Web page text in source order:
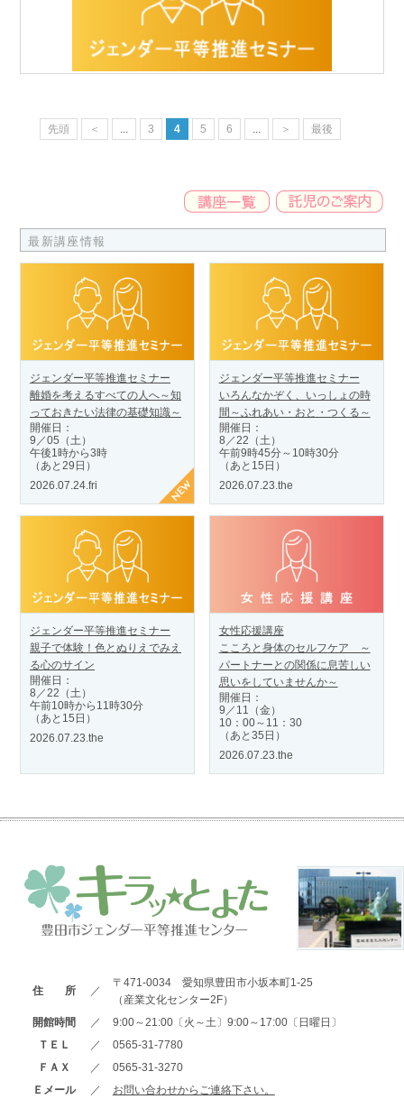
先頭 ＜ ... 3 4 5 6 ... ＞ 最後
最新講座情報
ジェンダー平等推進セミナー
離婚を考えるすべての人へ～知
っておきたい法律の基礎知識～
開催日：
9／05（土）
午後1時から3時
（あと29日）
2026.07.24.fri
ジェンダー平等推進セミナー
いろんなかぞく、いっしょの時
間～ふれあい・おと・つくる～
開催日：
8／22（土）
午前9時45分～10時30分
（あと15日）
2026.07.23.the
ジェンダー平等推進セミナー
親子で体験！色とぬりえでみえ
る心のサイン
開催日：
8／22（土）
午前10時から11時30分
（あと15日）
2026.07.23.the
女性応援講座
こころと身体のセルフケア ～
パートナーとの関係に息苦しい
思いをしていませんか～
開催日：
9／11（金）
10：00～11：30
（あと35日）
2026.07.23.the
住 所 ／
〒471-0034 愛知県豊田市小坂本町1-25
（産業文化センター2F）
開館時間
／
9:00～21:00〔火～土〕9:00～17:00〔日曜日〕
ＴＥＬ
／
0565-31-7780
ＦＡＸ
／
0565-31-3270
Ｅメール
／ お問い合わせからご連絡下さい。